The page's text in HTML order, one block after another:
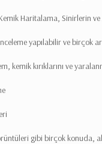
Haritalama, Sinirlerin
yapılabilir ve
kemik kırıklarını ve
gibi birçok konuda,